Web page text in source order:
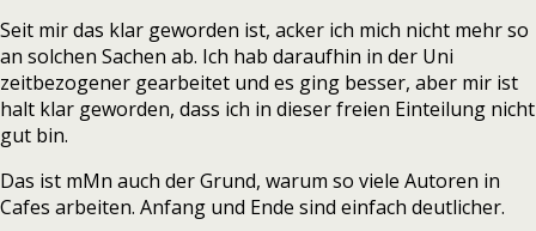
Seit mir das klar geworden ist, acker ich mich nicht mehr so
an solchen Sachen ab. Ich hab daraufhin in der Uni
zeitbezogener gearbeitet und es ging besser, aber mir ist
halt klar geworden, dass ich in dieser freien Einteilung nicht
gut bin.
Das ist mMn auch der Grund, warum so viele Autoren in
Cafes arbeiten. Anfang und Ende sind einfach deutlicher.